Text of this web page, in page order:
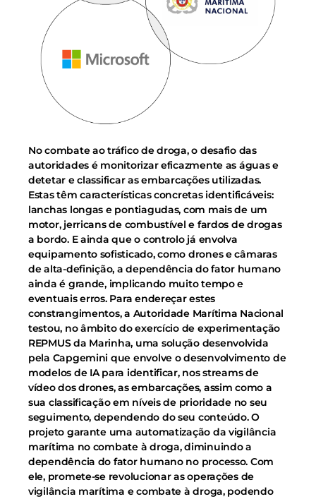
No combate ao tráfico de droga, o desafio das
autoridades é monitorizar eficazmente as águas e
detetar e classificar as embarcações utilizadas.
Estas têm características concretas identificáveis:
lanchas longas e pontiagudas, com mais de um
motor, jerricans de combustível e fardos de drogas
a bordo. E ainda que o controlo já envolva
equipamento sofisticado, como drones e câmaras
de alta-definição, a dependência do fator humano
ainda é grande, implicando muito tempo e
eventuais erros. Para endereçar estes
constrangimentos, a Autoridade Marítima Nacional
testou, no âmbito do exercício de experimentação
REPMUS da Marinha, uma solução desenvolvida
pela Capgemini que envolve o desenvolvimento de
modelos de IA para identificar, nos streams de
vídeo dos drones, as embarcações, assim como a
sua classificação em níveis de prioridade no seu
seguimento, dependendo do seu conteúdo. O
projeto garante uma automatização da vigilância
marítima no combate à droga, diminuindo a
dependência do fator humano no processo. Com
ele, promete-se revolucionar as operações de
vigilância marítima e combate à droga, podendo